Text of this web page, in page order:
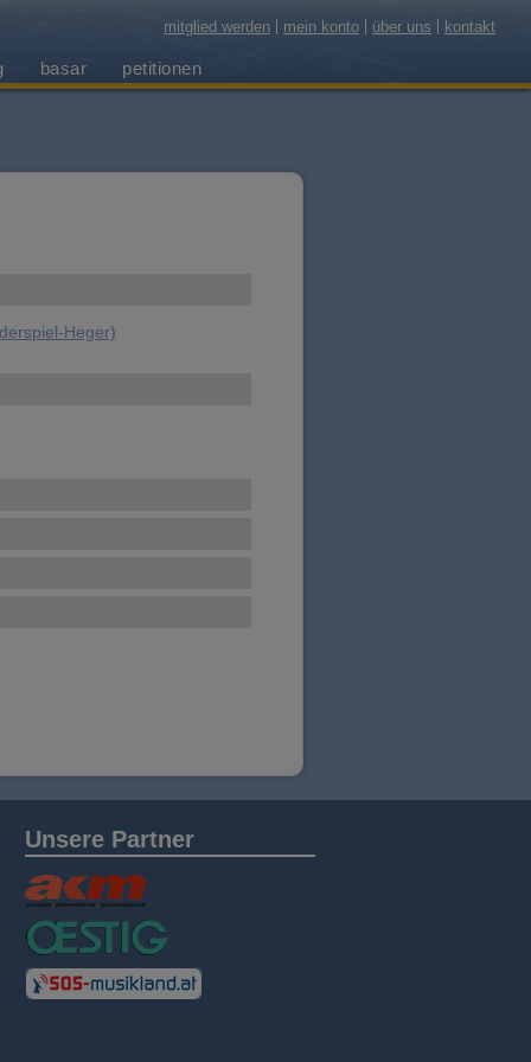
mitglied werden mein konto über uns kontakt
basar petitionen
Heger)
Unsere Partner